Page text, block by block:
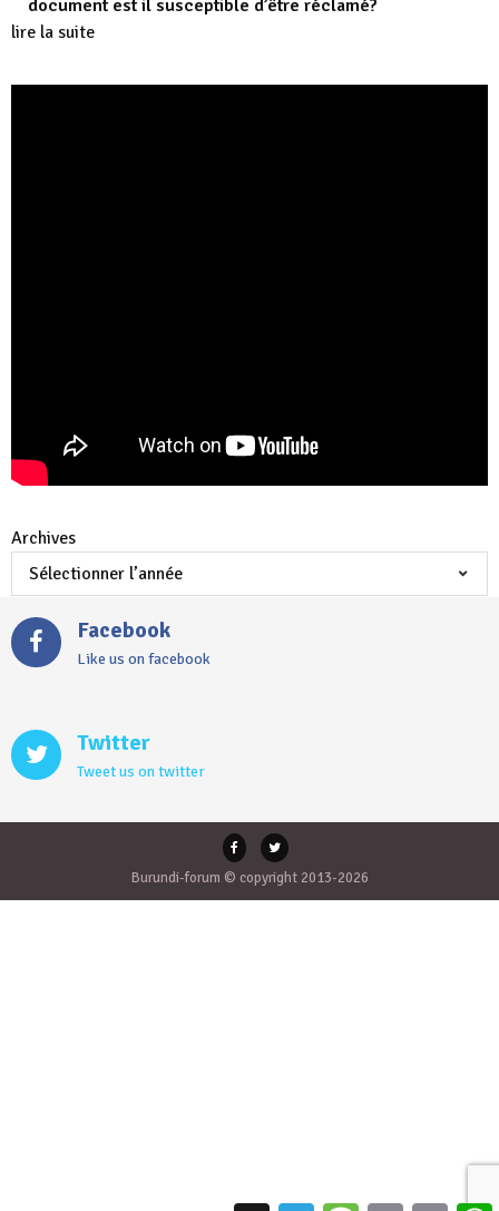
document est il susceptible d’être réclamé?
lire la suite
Archives
Facebook
Like us on facebook
Twitter
Tweet us on twitter
Burundi-forum © copyright 2013-2026